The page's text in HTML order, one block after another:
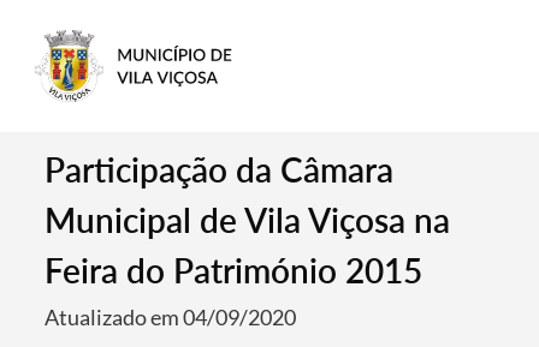
Participação da Câmara
Municipal de Vila Viçosa na
Feira do Património 2015
Atualizado em 04/09/2020